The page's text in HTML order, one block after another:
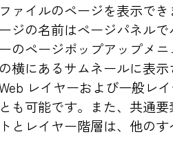
ァイルのページを表示で
ジの名前はページパネル
のページポップアップメ
横にあるサムネールに表示
レイヤーおよび一般レ
も可能です。また、共通
とレイヤー階層は、他のす